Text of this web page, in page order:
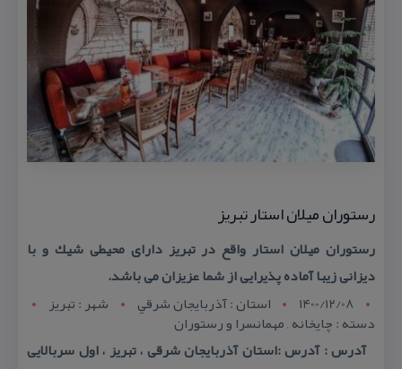
رستوران میلان استار تبریز
رستوران میلان استار واقع در تبریز دارای محیطی شیك و با
دیزانی زیبا آماده پذیرایی از شما عزیزان می باشد.
1400/12/08
استان : آذربايجان شرقي شهر : تبريز
دسته : چایخانه , مهمانسرا و رستوران
آدرس : آدرس :استان آذربایجان شرقی ، تبریز ، اول سربالایی